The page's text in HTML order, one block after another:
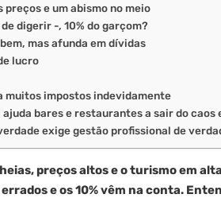
e um abismo no meio
digerir -, 10% do garçom?
mas afunda em dívidas
lucro
muitos impostos indevidamente
ajuda bares e restaurantes a sair do caos
exige gestão profissional de
preços altos e o turismo em
e os 10% vêm na conta.